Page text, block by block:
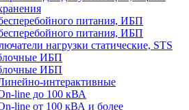
питания, ИБП
питания, ИБП
нагрузки статические, STS
ИБП
ИБП
интерактивные
line до 100 кВА
line от 100 кВА и более